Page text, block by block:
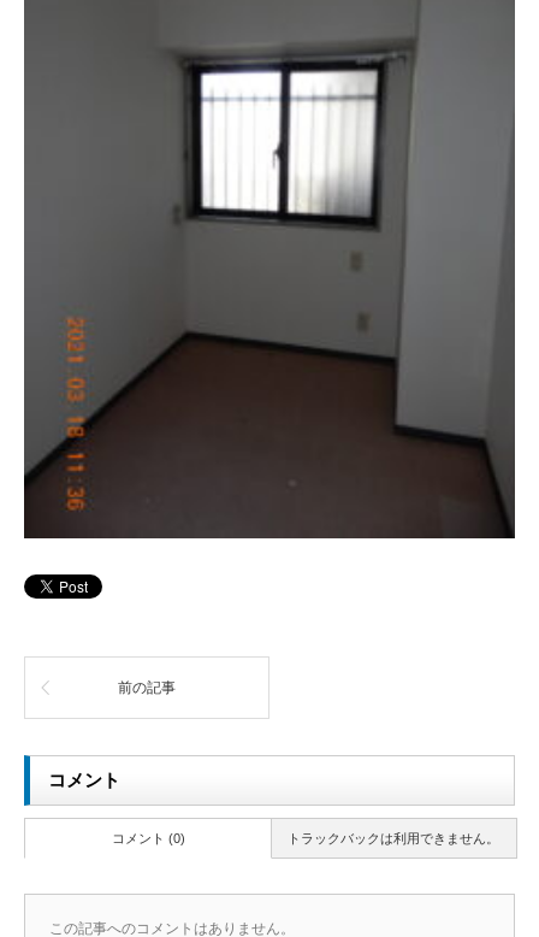
前の記事
コメント
トラックバックは利用できません。
コメント (0)
この記事へのコメントはありません。